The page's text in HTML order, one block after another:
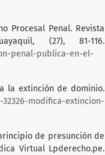
Procesal Penal. Revista
(27), 81-116.
penal-publica-en-el-
la extinción de dominio.
modifica-extincion-
de presunción de
Virtual Lpderecho.pe.